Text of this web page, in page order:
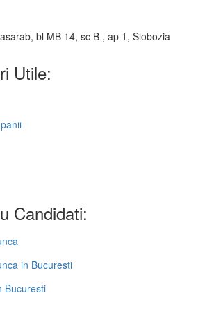
bl MB 14, sc B , ap 1, Slobozia
Utile:
Candidati:
in Bucuresti
Bucuresti